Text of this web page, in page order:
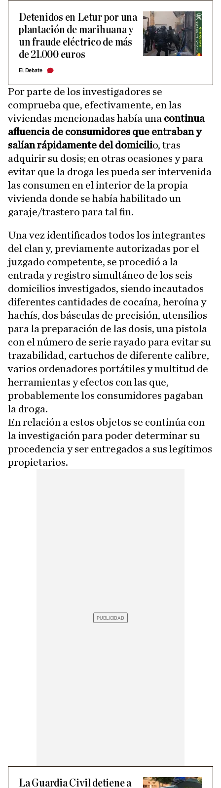
Detenidos en Letur por una
plantación de marihuana y
un fraude eléctrico de más
de 21.000 euros
El Debate
Por parte de los investigadores se
comprueba que, efectivamente, en las
viviendas mencionadas había una continua
afluencia de consumidores que entraban y
salían rápidamente del domicilio, tras
adquirir su dosis; en otras ocasiones y para
evitar que la droga les pueda ser intervenida
las consumen en el interior de la propia
vivienda donde se había habilitado un
garaje/trastero para tal fin.
Una vez identificados todos los integrantes
del clan y, previamente autorizadas por el
juzgado competente, se procedió a la
entrada y registro simultáneo de los seis
domicilios investigados, siendo incautados
diferentes cantidades de cocaína, heroína y
hachís, dos básculas de precisión, utensilios
para la preparación de las dosis, una pistola
con el número de serie rayado para evitar su
trazabilidad, cartuchos de diferente calibre,
varios ordenadores portátiles y multitud de
herramientas y efectos con las que,
probablemente los consumidores pagaban
la droga.
En relación a estos objetos se continúa con
la investigación para poder determinar su
procedencia y ser entregados a sus legítimos
propietarios.
La Guardia Civil detiene a